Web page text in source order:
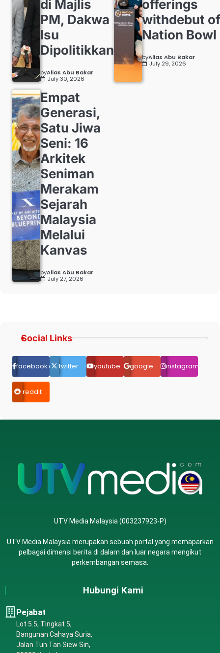
di Majlis
PM, Dakwa
Isu
Dipolitikkan
byAlias Abu Bakar
July 30, 2026
offerings
withdebut
Nation Bowl
byAlias Abu Bakar
July 29, 2026
Empat
Generasi,
Satu Jiwa
Seni: 16
Arkitek
Seniman
Merakam
Sejarah
Malaysia
Melalui
Kanvas
byAlias Abu Bakar
July 27, 2026
Social Links
facebook.comtwitter youtube google instagram
reddit
UTV Media Malaysia (003237923-P)
UTV Media Malaysia merupakan sebuah portal yang memaparkan
pelbagai dimensi berita di dalam dan luar negara mengikut
perkembangan semasa.
Hubungi Kami
Pejabat
Lot 5.5, Tingkat 5,
Bangunan Cahaya Suria,
Jalan Tun Tan Siew Sin,